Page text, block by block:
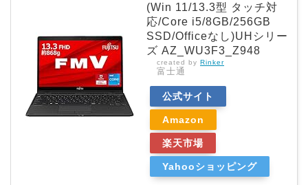
(Win 11/13.3型 タッチ対
応/Core i5/8GB/256GB
SSD/Officeなし)UHシリー
ズ AZ_WU3F3_Z948
created by Rinker
富士通
公式サイト
Amazon
楽天市場
Yahooショッピング